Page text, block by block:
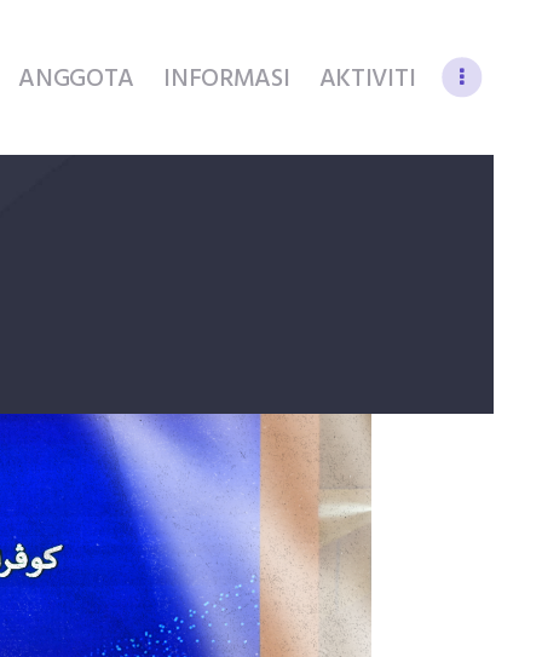
ANGGOTA INFORMASI AKTIVITI